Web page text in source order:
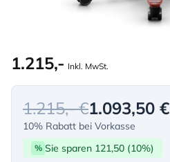
1.215,- Inkl. MwSt.
1.215,- €1.093,50 €
10% Rabatt bei Vorkasse
% Sie sparen 121,50 (10%)